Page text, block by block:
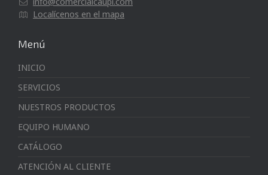
Localícenos en el mapa
Menú
INICIO
SERVICIOS
NUESTROS PRODUCTOS
EQUIPO HUMANO
CATÁLOGO
ATENCIÓN AL CLIENTE